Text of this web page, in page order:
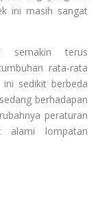
ini masih sangat
semakin terus
rata-rata
sedikit berbeda
berhadapan
peraturan
alami lompatan